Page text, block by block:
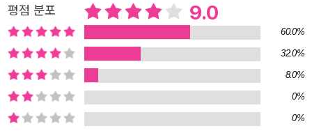
추적하는 이 광범위한 유물 탐사는 이 세계가 얼마나 드넓은지를 알
려주는 동시에 우리에게 보다 넓고 깊은 시야를 가지라고 종용한다.
그것은 고고학자가 이 세계를 대하는 태도와 일맥상통한다. 고고학자
는 시간여행을 몸으로 실천하는 사람들이다. 유적지 같은 곳에서 흙
을 보물 다루듯 소중하게 긁어내고 있는 사람들이 있다면, 십중팔구
고고학자다. 고고학자는 바로 그 한 겹씩 벗겨내는 흙을 통해 시간여
행을 한다. - 본문 중에서 강인욱 교수는 이 책에서 과거와 현재를 오
평점 분포 9.0
60.0%
32.0%
8.0%
0%
0%